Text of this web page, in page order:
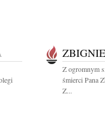
Z ogromnym
śmierci Pana
Z...